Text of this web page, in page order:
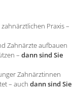
Praxis –
Zahnärzte aufbauen
–dann sind Sie
Zahnärztinnen
– auchdann sind Sie